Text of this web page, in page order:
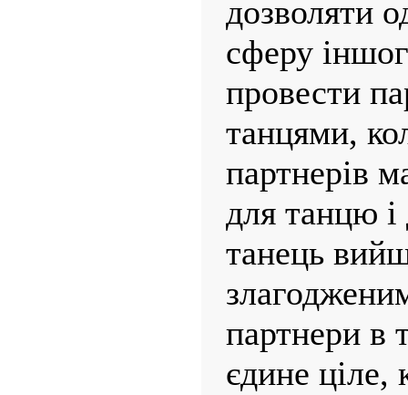
дозволяти
сферу
провести
танцями,
партнерів
для танцю
танець
партнери в
єдине ціле,